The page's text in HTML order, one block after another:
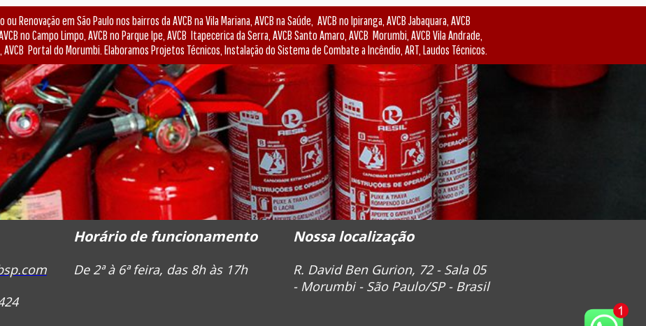
Renovação em São Paulo nos bairros da AVCB na Vila Mariana, AVCB na Saúde, AVCB no Ipiranga, AVCB Jabaquara, AVCB
no Campo Limpo, AVCB no Parque Ipe, AVCB Itapecerica da Serra, AVCB Santo Amaro, AVCB Morumbi, AVCB Vila Andrade,
AVCB Portal do Morumbi. Elaboramos Projetos Técnicos, Instalação do Sistema de Combate a Incêndio, ART, Laudos Técnicos.
Horário de funcionamento
De 2ª à 6ª feira, das 8h às 17h
Nossa localização
R. David Ben Gurion, 72 - Sala 05
- Morumbi - São Paulo/SP - Brasil